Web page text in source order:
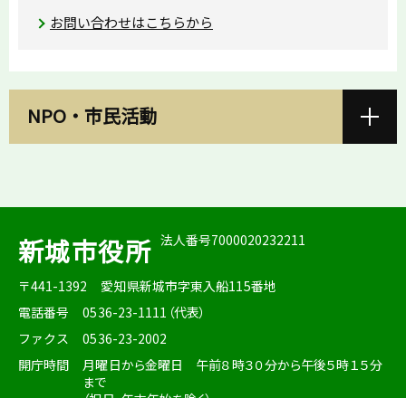
お問い合わせはこちらから
NPO・市民活動
新城市役所 法人番号7000020232211
〒441-1392
愛知県新城市字東入船115番地
電話番号
0536-23-1111（代表）
ファクス
0536-23-2002
開庁時間
月曜日から金曜日 午前８時３０分から午後５時１５分
まで